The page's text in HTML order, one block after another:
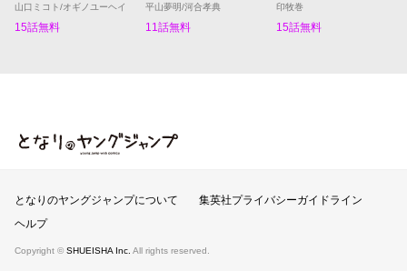
山口ミコト/オギノユーヘイ
15話無料
平山夢明/河合孝典
11話無料
印牧巻
15話無料
となりのヤングジャンプ
となりのヤングジャンプについて
集英社プライバシーガイドライン
ヘルプ
Copyright © SHUEISHA Inc. All rights reserved.